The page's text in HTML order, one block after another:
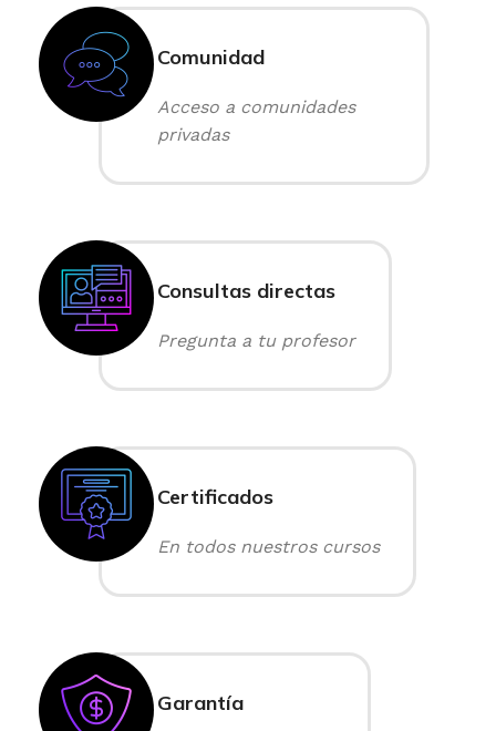
Comunidad
Acceso a comunidades
privadas
Consultas directas
Pregunta a tu profesor
Certificados
En todos nuestros cursos
Garantía